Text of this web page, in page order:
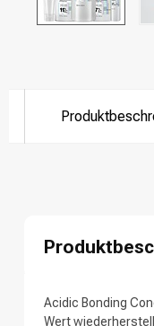
Acidic Bonding
Wert